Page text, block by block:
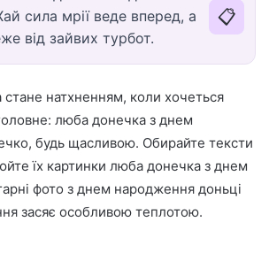
сила мрії веде вперед, а
від зайвих турбот.
📋
стане натхненням, коли хочеться
люба донечка з днем
будь щасливою. Обирайте тексти
їх картинки люба донечка з днем
фото з днем народження доньці
засяє особливою теплотою.